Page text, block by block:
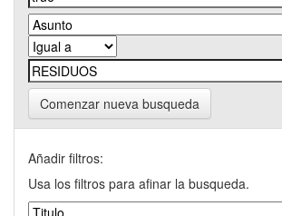
Comenzar nueva busqueda
Añadir filtros:
Usa los filtros para afinar la busqueda.